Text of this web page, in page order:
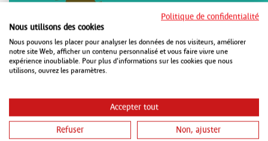
METZ CONGRÈS ROBERT SCHUMAN
METZ
Politique de confidentialité
Nous utilisons des cookies
Nous pouvons les placer pour analyser les données de nos visiteurs, améliorer
notre site Web, afficher un contenu personnalisé et vous faire vivre une
expérience inoubliable. Pour plus d'informations sur les cookies que nous
utilisons, ouvrez les paramètres.
Accepter tout
Refuser Non, ajuster